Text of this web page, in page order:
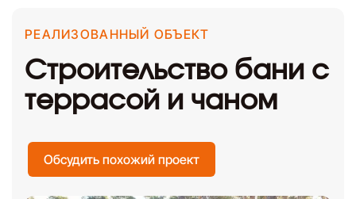
РЕАЛИЗОВАННЫЙ ОБЪЕКТ
Строительство бани с
террасой и чаном
Обсудить похожий проект